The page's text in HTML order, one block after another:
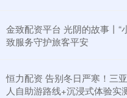
金致配资平台 光阴的故事丨“
致服务守护旅客平安
恒力配资 告别冬日严寒！三
人自助游路线+沉浸式体验实